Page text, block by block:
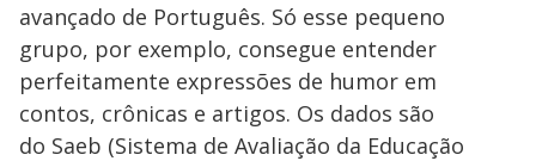
avançado de Português. Só esse pequeno
grupo, por exemplo, consegue entender
perfeitamente expressões de humor em
contos, crônicas e artigos. Os dados são
do Saeb (Sistema de Avaliação da Educação